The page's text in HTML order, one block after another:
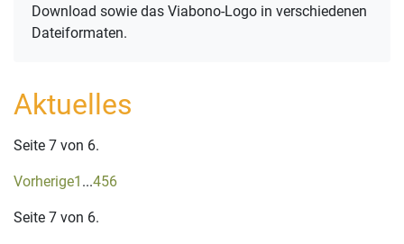
Download sowie das Viabono-Logo in verschiedenen
Dateiformaten.
Aktuelles
Seite 7 von 6.
Vorherige1 ...456
Seite 7 von 6.